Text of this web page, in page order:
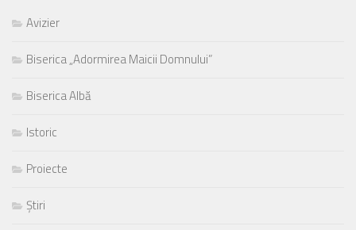
Avizier
Biserica „Adormirea Maicii Domnului”
Biserica Albă
Istoric
Proiecte
Știri